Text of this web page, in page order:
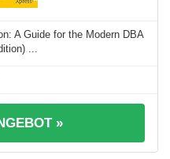
A Guide for the Modern DBA
...
»